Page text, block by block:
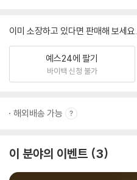
이미 소장하고 있다면 판매해 보세요.
예스24에 팔기
바이백 신청 불가
해외배송 가능
이 분야의 이벤트 3